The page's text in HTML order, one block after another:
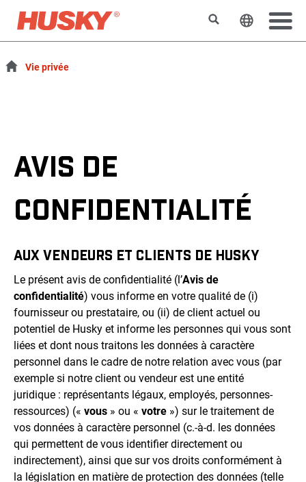
RechercherChanger
Vie privée
AVIS DE
CONFIDENTIALITÉ
AUX VENDEURS ET CLIENTS DE HUSKY
Le présent avis de confidentialité (l’Avis de
confidentialité) vous informe en votre qualité de (i)
fournisseur ou prestataire, ou (ii) de client actuel ou
potentiel de Husky et informe les personnes qui vous sont
liées et dont nous traitons les données à caractère
personnel dans le cadre de notre relation avec vous (par
exemple si notre client ou vendeur est une entité
juridique : représentants légaux, employés, personnes-
ressources) (« vous » ou « votre ») sur le traitement de
vos données à caractère personnel (c.-à-d. les données
qui permettent de vous identifier directement ou
indirectement), ainsi que sur vos droits conformément à
la législation en matière de protection des données (telle